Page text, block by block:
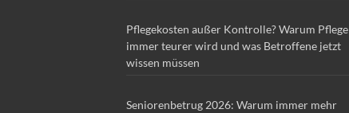
Pflegekosten außer Kontrolle? Warum Pflege
immer teurer wird und was Betroffene jetzt
wissen müssen
Seniorenbetrug 2026: Warum immer mehr